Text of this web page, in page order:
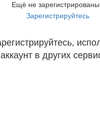
Ещё не
Зарегистрируйтесь
аккаунт в других